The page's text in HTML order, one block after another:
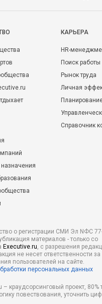
назначения
КАРЬЕРА
HR-
Поиск работы
Рынок труда
Личная
Справочник
о регистрации СМИ Эл NФС
материалов - только со
Executive.ru, с разрешения
не несет ответственности за
пользователей на сайте.
персональных данных
– краудсорсинговый проект,
повествования, уточнить